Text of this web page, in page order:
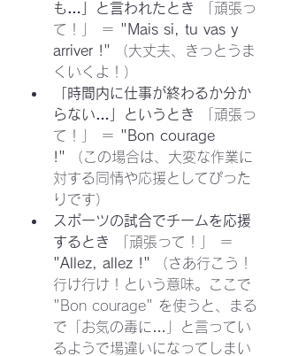
も…」と言われたとき
「頑張っ
て！」 ＝ "Mais si, tu vas y
arriver !"
（大丈夫、きっとうま
くいくよ！）
「時間内に仕事が終わるか分か
らない…」というとき
「頑張っ
て！」 ＝ "Bon courage
!"
（この場合は、大変な作業に
対する同情や応援としてぴった
りです）
スポーツの試合でチームを応援
するとき
「頑張って！」 ＝
"Allez, allez !"
（さあ行こう！
行け行け！という意味。ここで
"Bon courage" を使うと、まる
で「お気の毒に…」と言ってい
るようで場違いになってしまい